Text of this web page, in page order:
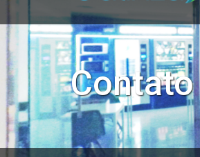
Contato